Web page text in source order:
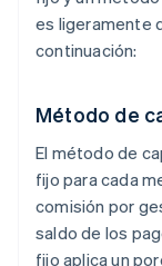
es ligeramente
continuación:
Método de
El método de
fijo para cada
comisión por
saldo de los
fijo aplica un